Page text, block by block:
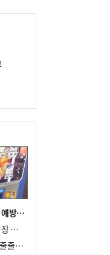
풀
아
극
노동자 살인 폭염과 사투…회사는 산재 예방·전기료 절감 전력
강서구 기간제노동자 사망, 전임 부구청장 檢 송치
중대재해법 위헌제청 파장…관련 재판 줄줄이 브레이크